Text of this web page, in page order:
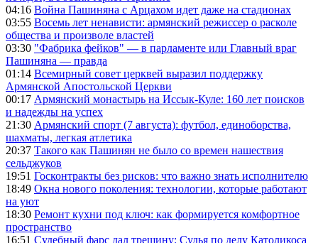
04:16 Война Пашиняна с Арцахом идет даже на стадионах
03:55 Восемь лет ненависти: армянский режиссер о расколе
общества и произволе властей
03:30 "Фабрика фейков" — в парламенте или Главный враг
Пашиняна — правда
01:14 Всемирный совет церквей выразил поддержку
Армянской Апостольской Церкви
00:17 Армянский монастырь на Иссык-Куле: 160 лет поисков
и надежды на успех
21:30 Армянский спорт (7 августа): футбол, единоборства,
шахматы, легкая атлетика
20:37 Такого как Пашинян не было со времен нашествия
сельджуков
19:51 Госконтракты без рисков: что важно знать исполнителю
18:49 Окна нового поколения: технологии, которые работают
на уют
18:30 Ремонт кухни под ключ: как формируется комфортное
пространство
16:51 Судебный фарс дал трещину: Судья по делу Католикоса